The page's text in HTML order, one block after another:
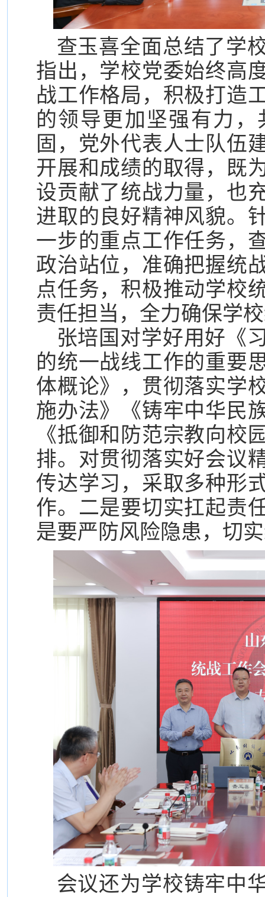
查玉喜全面总结了学
指出，学校党委始终高
战工作格局，积极打造
的领导更加坚强有力
固，党外代表人士队伍
开展和成绩的取得，既
设贡献了统战力量，也
进取的良好精神风貌。
一步的重点工作任务，
政治站位，准确把握统
点任务，积极推动学校
责任担当，全力确保学
张培国对学好用好《
的统一战线工作的重要
体概论》，贯彻落实学
施办法》《铸牢中华民
《抵御和防范宗教向校
排。对贯彻落实好会议
传达学习，采取多种形
作。二是要切实扛起责
是要严防风险隐患，切
会议还为学校铸牢中